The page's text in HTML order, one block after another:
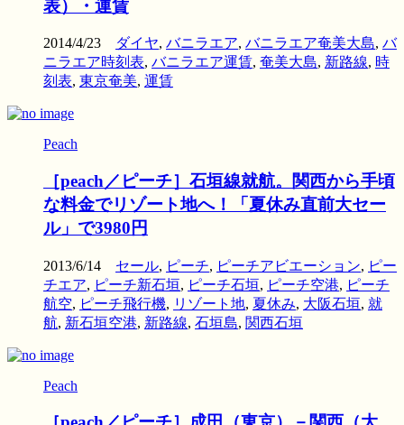
表）・運賃
2014/4/23 ダイヤ, バニラエア, バニラエア奄美大島, バ
ニラエア時刻表, バニラエア運賃, 奄美大島, 新路線, 時
刻表, 東京奄美, 運賃
Peach
［peach／ピーチ］石垣線就航。関西から手頃
な料金でリゾート地へ！「夏休み直前大セー
ル」で3980円
2013/6/14 セール, ピーチ, ピーチアビエーション, ピー
チエア, ピーチ新石垣, ピーチ石垣, ピーチ空港, ピーチ
航空, ピーチ飛行機, リゾート地, 夏休み, 大阪石垣, 就
航, 新石垣空港, 新路線, 石垣島, 関西石垣
Peach